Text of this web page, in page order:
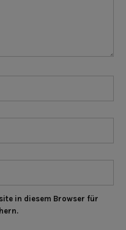
in diesem Browser für